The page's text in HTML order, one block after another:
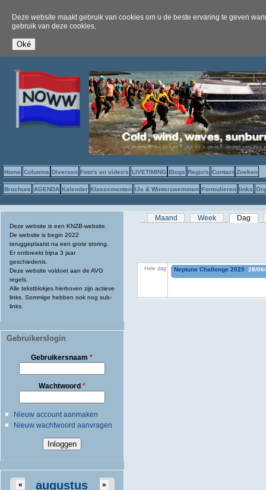
Deze website maakt gebruik van cookies om u de beste ervaring te geven
gebruik van deze cookies.
Home Columns Diversen Foto's en video's LIVETIMING Blogs Regio's Contact Zoeken
Brochure AGENDA Kalender Klassementen IJs & Winterzwemmen Formulieren links
Deze website is een KNZB-website.
De website is begin 2022
teruggeplaatst na een grote storing.
Er ontbreekt bijna 3 jaar
geschiedenis.
Deze website voldoet aan de AVG
regels.
Alle tekstblokjes hierboven zijn actieve
links. Sommige hebben ook nog sub-
links.
Gebruikerslogin
Gebruikersnaam*
Wachtwoord *
Nieuw account aanmaken
Nieuw wachtwoord aanvragen
augustus
« »
Primaire tabs
Maand Week Dag
Hele dag Neptune Challenge 2025 28/